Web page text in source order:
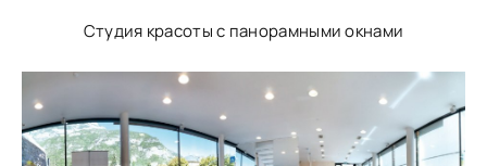
Студия красоты с панорамными окнами